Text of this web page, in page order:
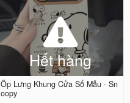
Hết hàng
Ốp Lưng Khung Cửa Sổ Mẫu - Sn
oopy